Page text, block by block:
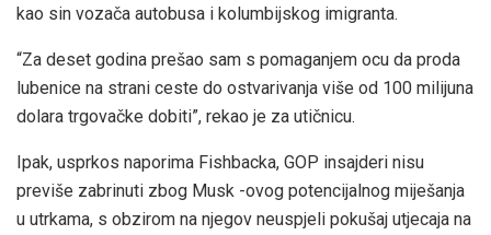
kao sin vozača autobusa i kolumbijskog imigranta.
“Za deset godina prešao sam s pomaganjem ocu da proda
lubenice na strani ceste do ostvarivanja više od 100 milijuna
dolara trgovačke dobiti”, rekao je za utičnicu.
Ipak, usprkos naporima Fishbacka, GOP insajderi nisu
previše zabrinuti zbog Musk -ovog potencijalnog miješanja
u utrkama, s obzirom na njegov neuspjeli pokušaj utjecaja na